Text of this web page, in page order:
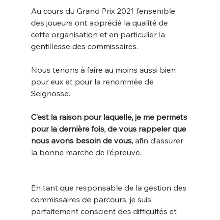
Au cours du Grand Prix 2021 l’ensemble
des joueurs ont apprécié la qualité de
cette organisation et en particulier la
Nous tenons à faire au moins aussi bien
pour eux et pour la renommée de
C’est la raison pour laquelle, je me permets
pour la dernière fois, de vous rappeler que
nous avons besoin de vous, afin d’assurer
la bonne marche de l’épreuve.
En tant que responsable de la gestion des
commissaires de parcours, je suis
parfaitement conscient des difficultés et